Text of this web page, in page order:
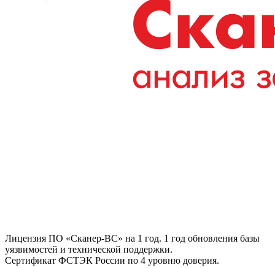
Лицензия ПО «Сканер-ВС» на 1 год. 1 год обновления базы
уязвимостей и технической поддержки.
Сертификат ФСТЭК России по 4 уровню доверия.